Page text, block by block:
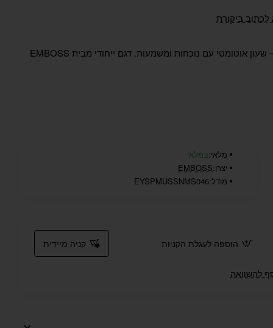
Save The Planet Automatic – שעון אוטומטי עם נוכחות ומשמעות. דגם ייחודי מבית EMBOSS
לכתוב ביקורת
מלאי:במלאי
יצרן:EMBOSS
מודל:EYSPMUSSNMS046
הוספה לעגלת הקניות קניה מיידית
להשוואה